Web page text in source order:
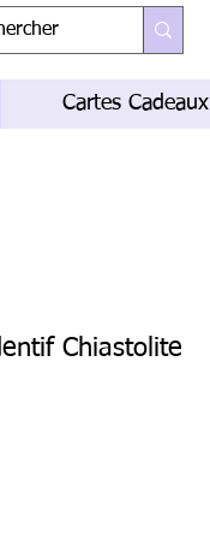
Cartes Cadeaux
Chiastolite